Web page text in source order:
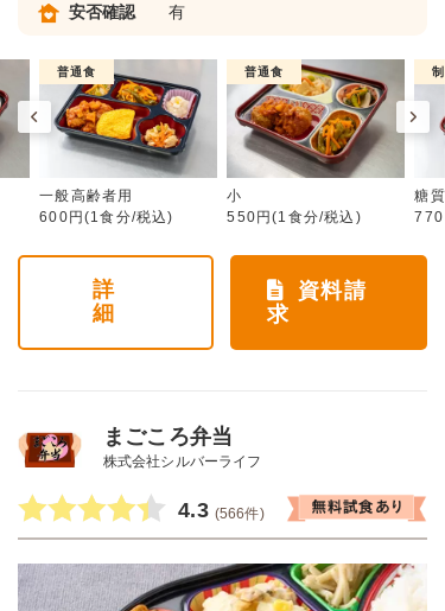
安否確認 有
普通食
一般高齢者用
600円(1食分/税込)
普通食
小
550円(1食分/税込)
糖
詳
細
資料請
求
まごころ弁当
株式会社シルバーライフ
4.3 (566件)